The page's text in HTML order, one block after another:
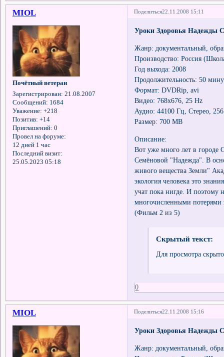
Поделиться22.11.2008 15:11
MIOL
Почётный ветеран
Зарегистрирован: 21.08.2007
Сообщений: 1684
Уважение: +218
Позитив: +14
Приглашений: 0
Провел на форуме:
12 дней 1 час
Последний визит:
25.05.2023 05:18
Уроки Здоровья Надежды
Жанр: документальный,
Производство: Россия
Год выхода: 2008
Продолжительность: 50
Формат: DVDRip, avi
Видео: 768х676, 25 Hz
Аудио: 44100 Гц, Стерео,
Размер: 700 MB
Описание:
Вот уже много лет в
Семёновой "Надежда". В
живого вещества Земли"
экология человека это
учат пока нигде. И поэтому
многочисленными потерями
(Фильм 2 из 5)
Скрытый текст:
Для просмотра
0
Поделиться22.11.2008 15:16
MIOL
Уроки Здоровья Надежды
Жанр: документальный,